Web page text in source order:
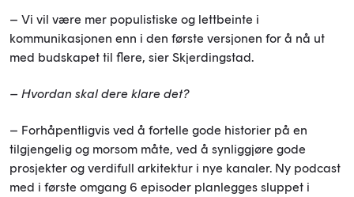
– Vi vil være mer populistiske og lettbeinte i
kommunikasjonen enn i den første versjonen for å nå ut
med budskapet til flere, sier Skjerdingstad.
– Hvordan skal dere klare det?
– Forhåpentligvis ved å fortelle gode historier på en
tilgjengelig og morsom måte, ved å synliggjøre gode
prosjekter og verdifull arkitektur i nye kanaler. Ny podcast
med i første omgang 6 episoder planlegges sluppet i